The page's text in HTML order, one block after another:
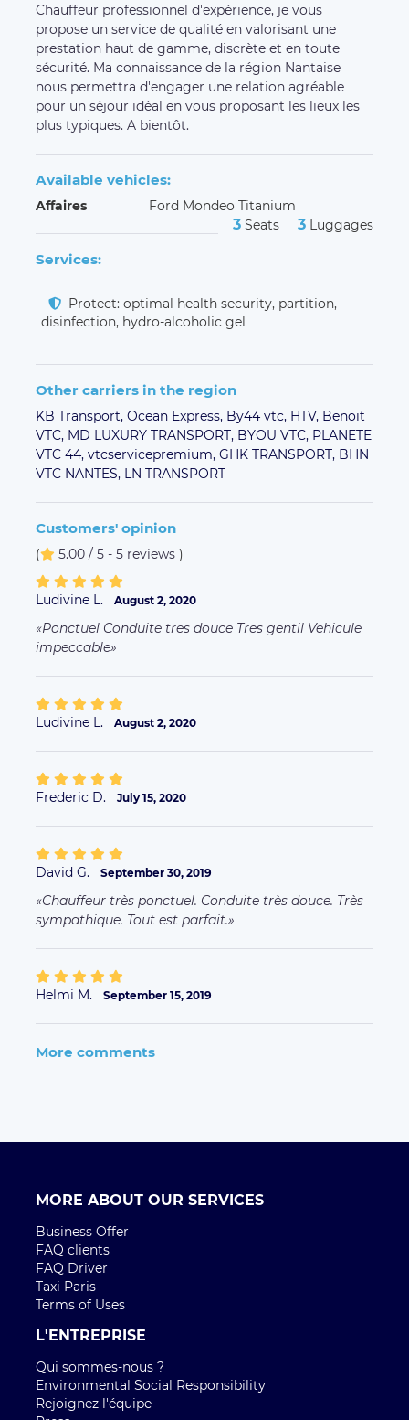
Chauffeur professionnel d'expérience, je vous
propose un service de qualité en valorisant une
prestation haut de gamme, discrète et en toute
sécurité. Ma connaissance de la région Nantaise
nous permettra d'engager une relation agréable
pour un séjour idéal en vous proposant les lieux les
plus typiques. A bientôt.
Available vehicles:
Affaires Ford Mondeo Titanium
3 Seats 3 Luggages
Services:
Protect: optimal health security, partition,
disinfection, hydro-alcoholic gel
Other carriers in the region
KB Transport, Ocean Express, By44 vtc, HTV, Benoit
VTC, MD LUXURY TRANSPORT, BYOU VTC, PLANETE
VTC 44, vtcservicepremium, GHK TRANSPORT, BHN
VTC NANTES, LN TRANSPORT
Customers' opinion
( 5.00 / 5 - 5 reviews )
Ludivine L. August 2, 2020
Ponctuel Conduite tres douce Tres gentil Vehicule
impeccable
Ludivine L. August 2, 2020
Frederic D. July 15, 2020
David G. September 30, 2019
Chauffeur très ponctuel. Conduite très douce. Très
sympathique. Tout est parfait.
Helmi M. September 15, 2019
More comments
MORE ABOUT OUR SERVICES
Business Offer
FAQ clients
FAQ Driver
Taxi Paris
Terms of Uses
L'ENTREPRISE
Qui sommes-nous ?
Environmental Social Responsibility
Rejoignez l'équipe